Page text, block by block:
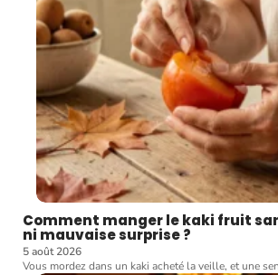
Comment manger le kaki fruit
ni mauvaise surprise ?
5 août 2026
Vous mordez dans un kaki acheté la veille, et une